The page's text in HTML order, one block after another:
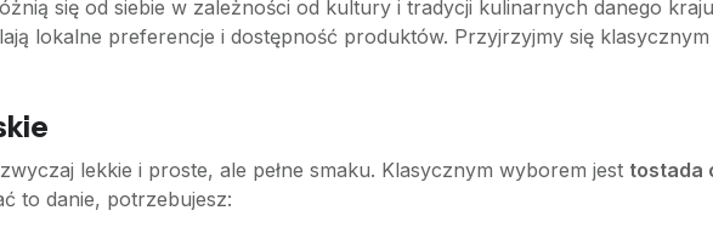
się od siebie w zależności od kultury i tradycji kulinarnych danego
lokalne preferencje i dostępność produktów. Przyjrzyjmy się
lekkie i proste, ale pełne smaku. Klasycznym wyborem jest tostada
to danie, potrzebujesz: